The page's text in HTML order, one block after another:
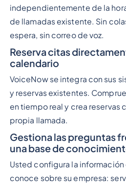
independientemente de la
de llamadas existente. Sin
espera, sin correo de voz.
Reserva citas
calendario
VoiceNow se integra con sus
y reservas existentes.
en tiempo real y crea reservas
propia llamada.
Gestiona las preguntas
una base de
Usted configura la
conoce sobre su empresa: